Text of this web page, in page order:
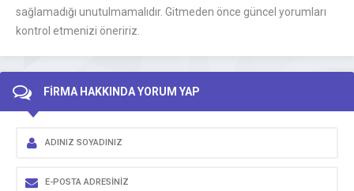
sağlamadığı unutulmamalıdır. Gitmeden önce güncel yorumları
kontrol etmenizi öneririz.
FİRMA HAKKINDA YORUM YAP